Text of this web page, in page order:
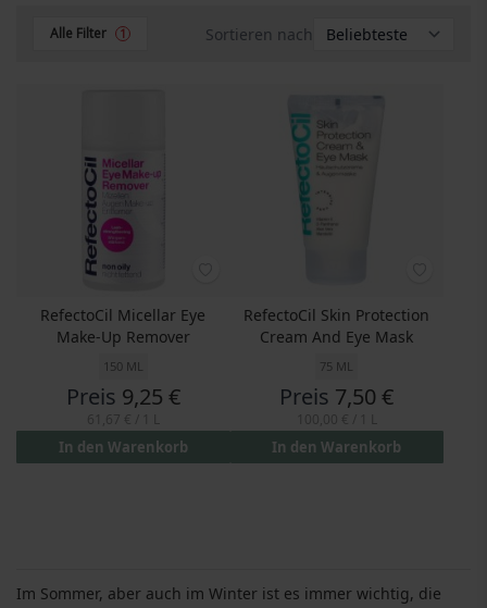
Alle Filter 1 Sortieren nach
RefectoCil Micellar Eye
Make-Up Remover
150 ML
Preis 9,25 €
In den Warenkorb
RefectoCil Skin Protection
Cream And Eye Mask
75 ML
Preis 7,50 €
In den Warenkorb
Im Sommer, aber auch im Winter ist es immer wichtig, die